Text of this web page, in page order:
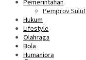
Pemerintahan
Pemprov Sulut
Hukum
Lifestyle
Olahraga
Bola
Humaniora